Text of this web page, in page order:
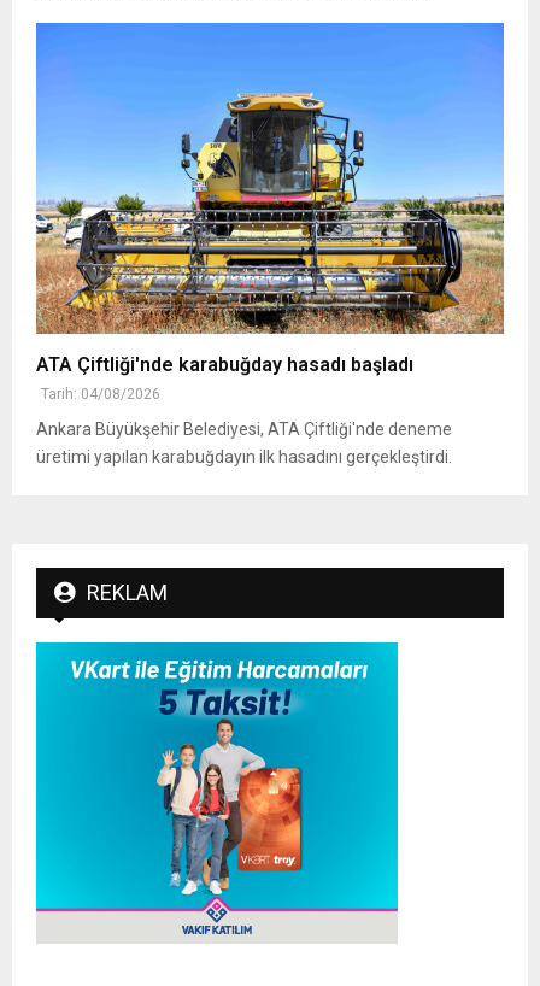
ATA Çiftliği'nde karabuğday hasadı başladı
Tarih: 04/08/2026
Ankara Büyükşehir Belediyesi, ATA Çiftliği'nde deneme
üretimi yapılan karabuğdayın ilk hasadını gerçekleştirdi.
REKLAM